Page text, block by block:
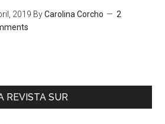
2019 ByCarolina Corcho
2
REVISTA SUR